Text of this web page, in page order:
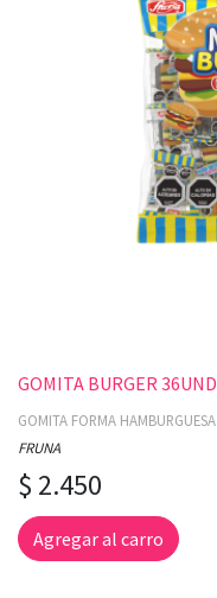
GOMITA BURGER 36UND
GOMITA FORMA HAMBURGUESA
FRUNA
$ 2.450
Agregar al carro